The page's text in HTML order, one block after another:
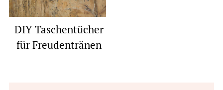
DIY Taschentücher
für Freudentränen